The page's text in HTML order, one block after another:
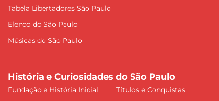
Tabela Libertadores São Paulo
Elenco do São Paulo
Músicas do São Paulo
História e Curiosidades do São Paulo
Fundação e História Inicial
Títulos e Conquistas